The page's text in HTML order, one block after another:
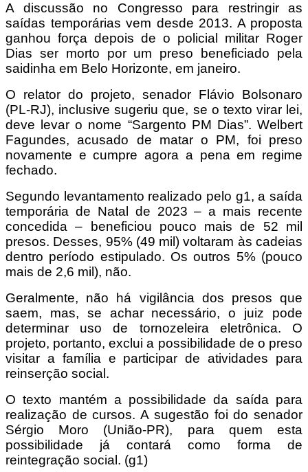
A discussão no Congresso para restringir as
saídas temporárias vem desde 2013. A proposta
ganhou força depois de o policial militar Roger
Dias ser morto por um preso beneficiado pela
saidinha em Belo Horizonte, em janeiro.
O relator do projeto, senador Flávio Bolsonaro
(PL-RJ), inclusive sugeriu que, se o texto virar lei,
deve levar o nome “Sargento PM Dias”. Welbert
Fagundes, acusado de matar o PM, foi preso
novamente e cumpre agora a pena em regime
fechado.
Segundo levantamento realizado pelo g1, a saída
temporária de Natal de 2023 – a mais recente
concedida – beneficiou pouco mais de 52 mil
presos. Desses, 95% (49 mil) voltaram às cadeias
dentro período estipulado. Os outros 5% (pouco
mais de 2,6 mil), não.
Geralmente, não há vigilância dos presos que
saem, mas, se achar necessário, o juiz pode
determinar uso de tornozeleira eletrônica. O
projeto, portanto, exclui a possibilidade de o preso
visitar a família e participar de atividades para
reinserção social.
O texto mantém a possibilidade da saída para
realização de cursos. A sugestão foi do senador
Sérgio Moro (União-PR), para quem esta
possibilidade já contará como forma de
reintegração social. (g1)